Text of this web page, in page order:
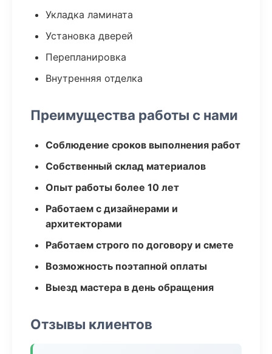
Укладка ламината
Установка дверей
Перепланировка
Внутренняя отделка
Преимущества работы с нами
Соблюдение сроков выполнения работ
Собственный склад материалов
Опыт работы более 10 лет
Работаем с дизайнерами и
архитекторами
Работаем строго по договору и смете
Возможность поэтапной оплаты
Выезд мастера в день обращения
Отзывы клиентов